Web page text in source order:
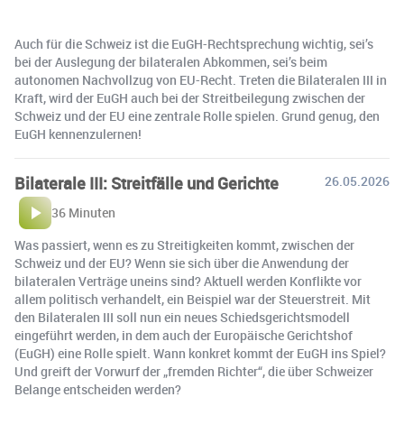
Auch für die Schweiz ist die EuGH-Rechtsprechung wichtig, sei’s
bei der Auslegung der bilateralen Abkommen, sei’s beim
autonomen Nachvollzug von EU-Recht. Treten die Bilateralen III in
Kraft, wird der EuGH auch bei der Streitbeilegung zwischen der
Schweiz und der EU eine zentrale Rolle spielen. Grund genug, den
EuGH kennenzulernen!
Bilaterale III: Streitfälle und Gerichte
26.05.2026
36 Minuten
Was passiert, wenn es zu Streitigkeiten kommt, zwischen der
Schweiz und der EU? Wenn sie sich über die Anwendung der
bilateralen Verträge uneins sind? Aktuell werden Konflikte vor
allem politisch verhandelt, ein Beispiel war der Steuerstreit. Mit
den Bilateralen III soll nun ein neues Schiedsgerichtsmodell
eingeführt werden, in dem auch der Europäische Gerichtshof
(EuGH) eine Rolle spielt. Wann konkret kommt der EuGH ins Spiel?
Und greift der Vorwurf der „fremden Richter“, die über Schweizer
Belange entscheiden werden?